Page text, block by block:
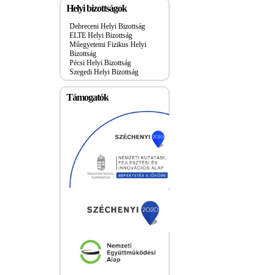
Helyi bizottságok
Debreceni Helyi Bizottság
ELTE Helyi Bizottság
Műegyetemi Fizikus Helyi
Bizottság
Pécsi Helyi Bizottság
Szegedi Helyi Bizottság
Támogatók